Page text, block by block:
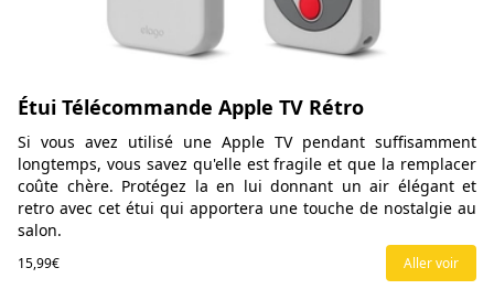
Étui Télécommande Apple TV Rétro
Si vous avez utilisé une Apple TV pendant suffisamment
longtemps, vous savez qu'elle est fragile et que la remplacer
coûte chère. Protégez la en lui donnant un air élégant et
retro avec cet étui qui apportera une touche de nostalgie au
salon.
15,99€ Aller voir